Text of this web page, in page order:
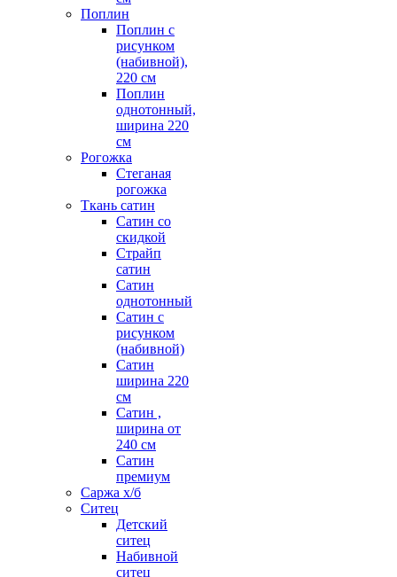
Поплин
Поплин с
рисунком
(набивной),
220 см
Поплин
однотонный,
ширина 220
см
Рогожка
Стеганая
рогожка
Ткань сатин
Сатин со
скидкой
Страйп
сатин
Сатин
однотонный
Сатин с
рисунком
(набивной)
Сатин
ширина 220
см
Сатин ,
ширина от
240 см
Сатин
премиум
Саржа х/б
Ситец
Детский
ситец
Набивной
ситец